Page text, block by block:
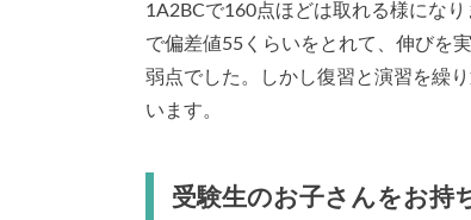
1A2BCで160点ほどは取れる様にな
で偏差値55くらいをとれて、伸びを
弱点でした。しかし復習と演習を繰
います。
受験生のお子さんをお持